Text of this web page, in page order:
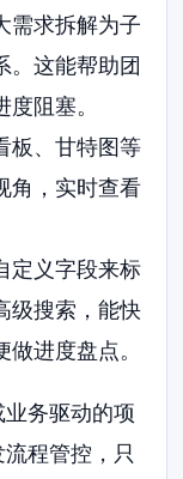
需求拆解为子
。这能帮助团
阻塞。
板、甘特图等
角，实时查看
定义字段来标
级搜索，能快
进度盘点。
业务驱动的项
程管控，只